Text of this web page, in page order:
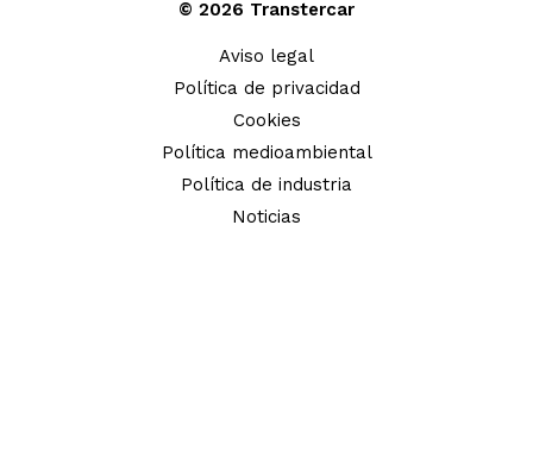
Aviso legal
Política de privacidad
Cookies
Política medioambiental
Política de industria
Noticias
© 2026 Transtercar